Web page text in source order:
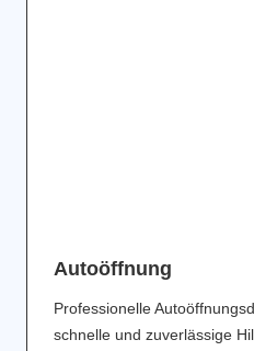
Аutoöffnung
Professionelle
schnelle und zuverlässige